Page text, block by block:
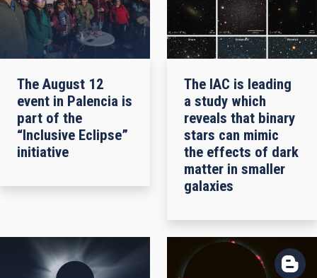
The August 12
event in Palencia is
part of the
“Inclusive Eclipse”
initiative
The IAC is leading
a study which
reveals that binary
stars can mimic
the effects of dark
matter in smaller
galaxies